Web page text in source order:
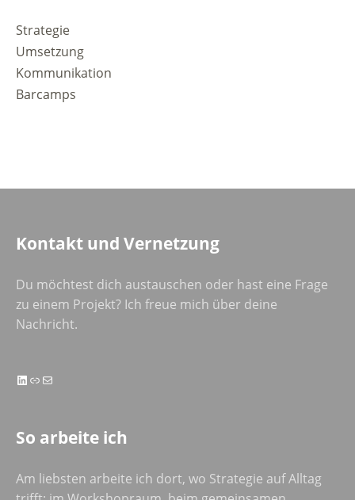
Strategie
Umsetzung
Kommunikation
Barcamps
Kontakt und Vernetzung
Du möchtest dich austauschen oder hast eine Frage
zu einem Projekt? Ich freue mich über deine
Nachricht.
LinkedIn
LinkE-Mail
So arbeite ich
Am liebsten arbeite ich dort, wo Strategie auf Alltag